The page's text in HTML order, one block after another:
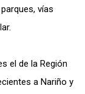
vías
el de la Región
a Nariño y